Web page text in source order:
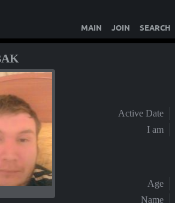
MAIN JOIN SEARCH
Active Date
I am
Age
Name